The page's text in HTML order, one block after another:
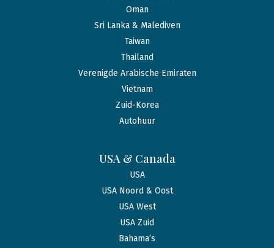
Oman
Sri Lanka & Malediven
Taiwan
Thailand
Verenigde Arabische Emiraten
Vietnam
Zuid-Korea
Autohuur
USA & Canada
USA
USA Noord & Oost
USA West
USA Zuid
Bahama’s